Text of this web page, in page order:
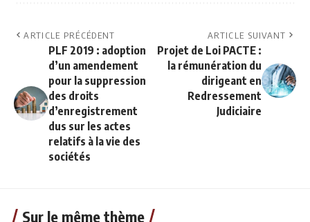
ARTICLE PRÉCÉDENT
PLF 2019 : adoption
d’un amendement
pour la suppression
des droits
d’enregistrement
dus sur les actes
relatifs à la vie des
sociétés
ARTICLE SUIVANT
Projet de Loi PACTE :
la rémunération du
dirigeant en
Redressement
Judiciaire
Sur le même thème